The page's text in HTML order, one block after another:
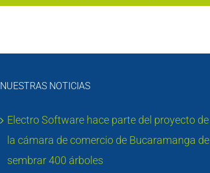
NUESTRAS NOTICIAS
Electro Software hace parte del proyecto de
la cámara de comercio de Bucaramanga de
sembrar 400 árboles